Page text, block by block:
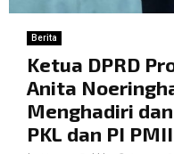
Berita
Ketua DPRD
Anita
Menghadiri
PKL dan PI PMII